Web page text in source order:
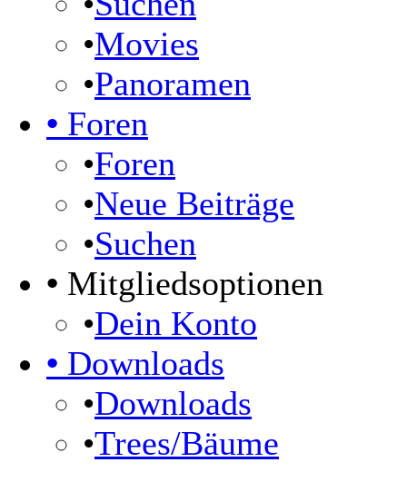
•Movies
•Panoramen
• Foren
•Foren
•Neue Beiträge
•Suchen
• Mitgliedsoptionen
•Dein Konto
• Downloads
•Downloads
•Trees/Bäume